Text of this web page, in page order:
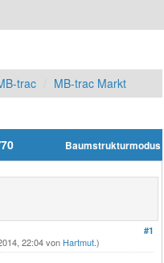
trac MB-trac Markt
Baumstrukturmodus
#1
22:04 von Hartmut.)